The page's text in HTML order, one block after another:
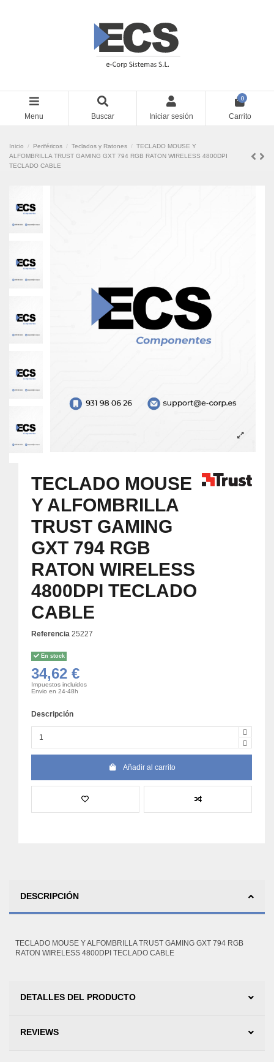
Menu Buscar Iniciar sesión
0
Carrito
Inicio Periféricos Teclados y Ratones
TECLADO MOUSE Y
ALFOMBRILLA TRUST GAMING GXT 794 RGB RATON WIRELESS 4800DPI
TECLADO CABLE
TECLADO MOUSE
Y ALFOMBRILLA
TRUST GAMING
GXT 794 RGB
RATON WIRELESS
4800DPI TECLADO
CABLE
Referencia 25227
En stock
34,62 €
Impuestos incluidos
Envio en 24-48h
Descripción
Añadir al carrito
DESCRIPCIÓN
TECLADO MOUSE Y ALFOMBRILLA TRUST GAMING GXT 794 RGB
RATON WIRELESS 4800DPI TECLADO CABLE
DETALLES DEL PRODUCTO
REVIEWS